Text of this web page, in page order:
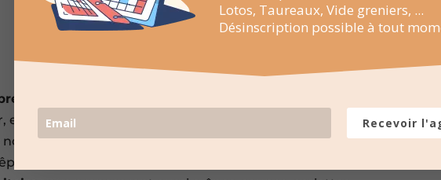
dégustation
haut de la place ou au parc des Glycines
nombreux sont ceux qui proposent eux-mêmes leurs
omelettes, galettes, pâtés…)
Lotos, Taureaux, Vide greniers, ...
Désinscription possible à tout
Recevoir